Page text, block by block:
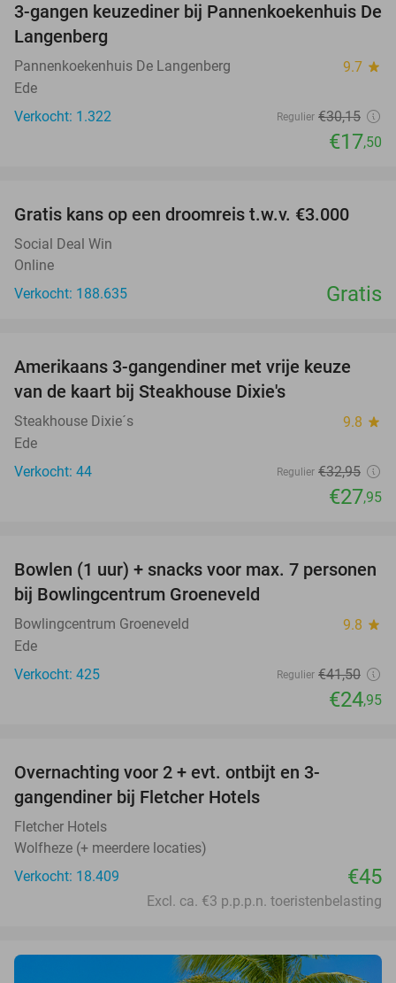
42%
3-gangen keuzediner bij Pannenkoekenhuis De
Langenberg
Pannenkoekenhuis De Langenberg 9.7 star
Ede
Verkocht: 1.322
Regulier €30,15
€17,50
Gratis kans op een droomreis t.w.v. €3.000
Social Deal Win
Online
Verkocht: 188.635
Gratis
15%
Amerikaans 3-gangendiner met vrije keuze
van de kaart bij Steakhouse Dixie's
Steakhouse Dixie´s 9.8 star
Ede
Verkocht: 44
Regulier €32,95
€27,95
40%
Bowlen (1 uur) + snacks voor max. 7 personen
bij Bowlingcentrum Groeneveld
Bowlingcentrum Groeneveld 9.8 star
Ede
Verkocht: 425
Regulier €41,50
€24,95
Overnachting voor 2 + evt. ontbijt en 3-
gangendiner bij Fletcher Hotels
Fletcher Hotels
Wolfheze (+ meerdere locaties)
Verkocht: 18.409
€45
Excl. ca. €3 p.p.p.n. toeristenbelasting